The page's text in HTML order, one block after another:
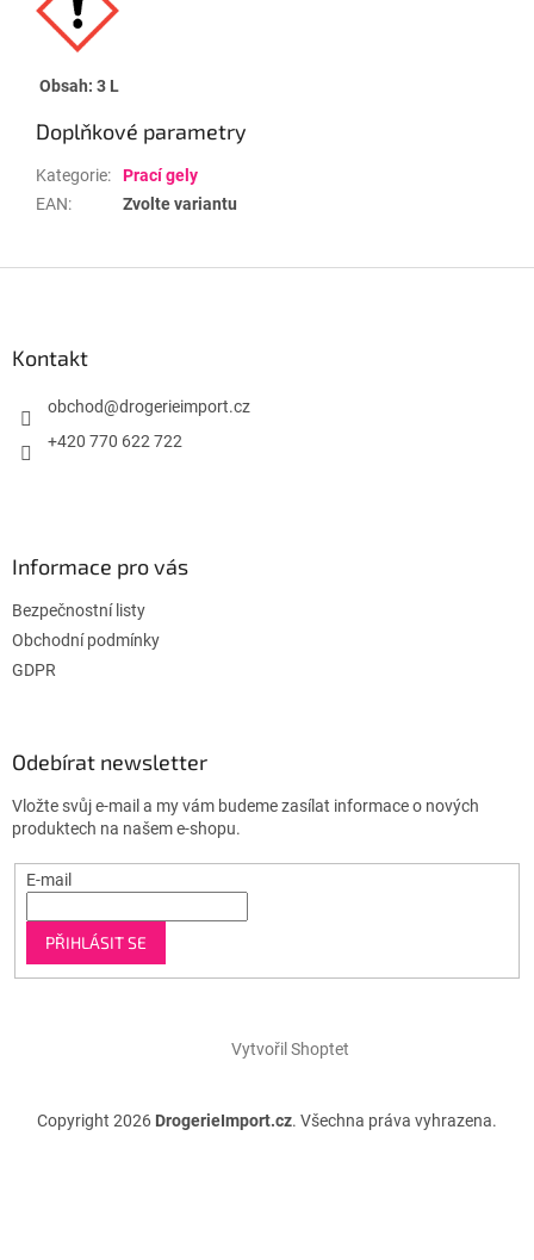
Obsah: 3 L
Doplňkové parametry
Kategorie:
Prací gely
EAN: Zvolte variantu
Kontakt
obchod@drogerieimport.cz
+420 770 622 722
Informace pro vás
Bezpečnostní listy
Obchodní podmínky
GDPR
Odebírat newsletter
Vložte svůj e-mail a my vám budeme zasílat informace o nových
produktech na našem e-shopu.
E-mail
PŘIHLÁSIT SE
Vytvořil Shoptet
Copyright 2026 DrogerieImport.cz. Všechna práva vyhrazena.